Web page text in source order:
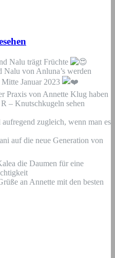
Nalu trägt Früchte
Nalu von Anluna’s werden
Januar 2023
Praxis von Annette Klug haben
– Knutschkugeln sehen
zugleich, wenn man es
auf die neue Generation von
die Daumen für eine
an Annette mit den besten